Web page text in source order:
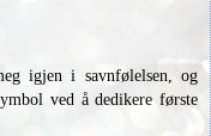
igjen i savnfølelsen, og
ved å dedikere første